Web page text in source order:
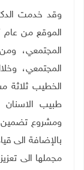
وقد خدمت
المجتمعي،
الخطيب ثلاثة
طبيب الاسنان
ومشروع تضمين
بالإضافة الى
مجملها الى